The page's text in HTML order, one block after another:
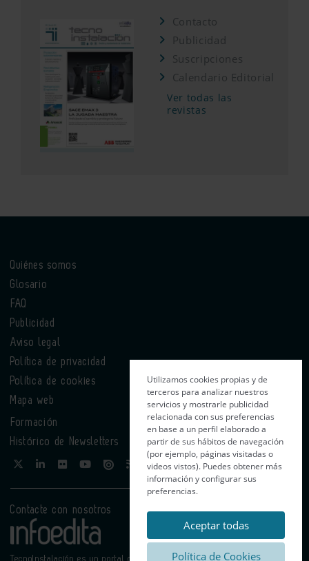
Contacto
Publicidad
Suscripciones
Calendario Editorial
Ver todas las
revistas
Quiénes somos
Glosario
FAQ
Publicidad
Aviso legal
Política de privacidad
Política de cookies
Mapa web
Formación
Histórico de Newsletters
Contacte con nosotros
TecnoInstalación es un portal de Infoedita
Utilizamos cookies propias y de
terceros para analizar nuestros
servicios y mostrarle publicidad
relacionada con sus preferencias
en base a un perfil elaborado a
partir de sus hábitos de navegación
(por ejemplo, páginas visitadas o
videos vistos). Puedes obtener más
información y configurar sus
preferencias.
Aceptar todas
Política de Cookies